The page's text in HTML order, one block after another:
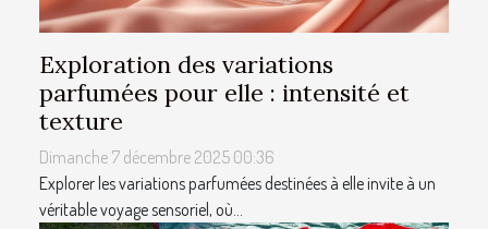
Exploration des variations
parfumées pour elle : intensité et
texture
Dimanche 7 décembre 2025 00:36
Explorer les variations parfumées destinées à elle invite à un
véritable voyage sensoriel, où...